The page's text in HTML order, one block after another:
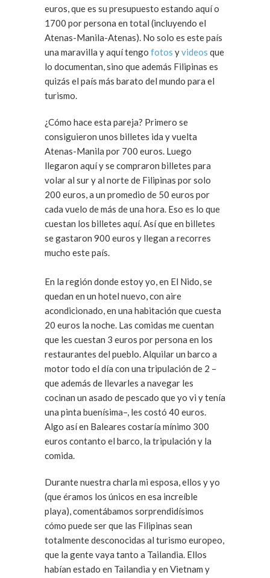
euros, que es su presupuesto estando aquí o
1700 por persona en total (incluyendo el
Atenas-Manila-Atenas). No solo es este país
una maravilla y aquí tengo fotos yvideos que
lo documentan, sino que además Filipinas es
quizás el país más barato del mundo para el
turismo.
¿Cómo hace esta pareja? Primero se
consiguieron unos billetes ida y vuelta
Atenas-Manila por 700 euros. Luego
llegaron aquí y se compraron billetes para
volar al sur y al norte de Filipinas por solo
200 euros, a un promedio de 50 euros por
cada vuelo de más de una hora. Eso es lo que
cuestan los billetes aquí. Así que en billetes
se gastaron 900 euros y llegan a recorres
mucho este país.
En la región donde estoy yo, en El Nido, se
quedan en un hotel nuevo, con aire
acondicionado, en una habitación que cuesta
20 euros la noche. Las comidas me cuentan
que les cuestan 3 euros por persona en los
restaurantes del pueblo. Alquilar un barco a
motor todo el día con una tripulación de 2 –
que además de llevarles a navegar les
cocinan un asado de pescado que yo vi y tenía
una pinta buenísima–, les costó 40 euros.
Algo así en Baleares costaría mínimo 300
euros contanto el barco, la tripulación y la
comida.
Durante nuestra charla mi esposa, ellos y yo
(que éramos los únicos en esa increíble
playa), comentábamos sorprendidísimos
cómo puede ser que las Filipinas sean
totalmente desconocidas al turismo europeo,
que la gente vaya tanto a Tailandia. Ellos
habían estado en Tailandia y en Vietnam y